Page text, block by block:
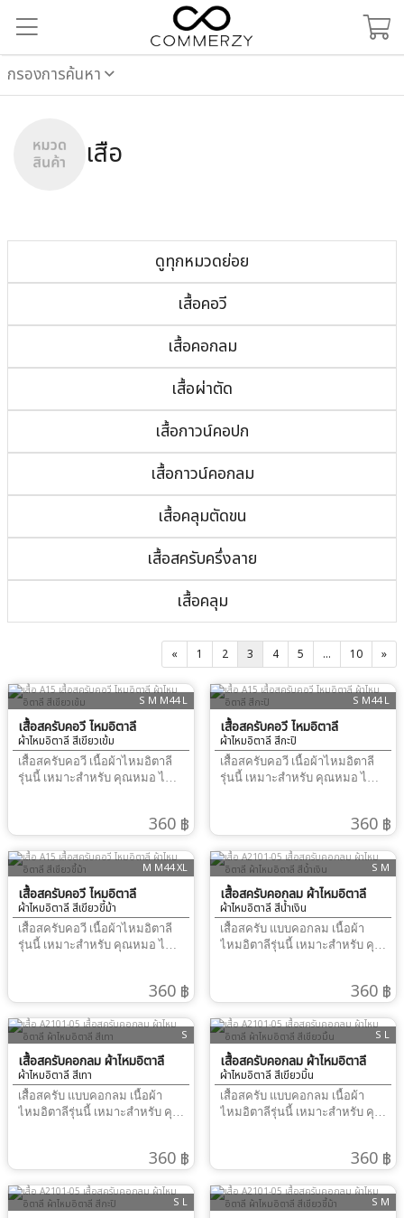
กรองการค้นหา
เสื้อ
ดูทุกหมวดย่อย
เสื้อคอวี
เสื้อคอกลม
เสื้อผ่าตัด
เสื้อกาวน์คอปก
เสื้อกาวน์คอกลม
เสื้อคลุมตัดขน
เสื้อสครับครึ่งลาย
เสื้อคลุม
« 1 2 3 4 5 ... 10 »
S M M44 L
เสื้อสครับคอวี ไหมอิตาลี
ผ้าไหมอิตาลี สีเขียวเข้ม
เสื้อสครับคอวี เนื้อผ้าไหมอิตาลี
รุ่นนี้ เหมาะสำหรับ คุณหมอ ไม่
ผ้าลื่นๆ พริ้วดีมาก การวัดขนาด
และ เผื่อหลวม 4-6 นิ้ว ขึ้นกับ
สรีระ ผู้สวมใส่ กางเกง เอวยืด
พร้อมสายผูก แนะนำให้วัด
สะโพก เผื่อหลวม 4-6 นิ้ว ขึ้นกับ
สรีระ ผู้สวมใส่
360 ฿
S M44 L
เสื้อสครับคอวี ไหมอิตาลี
ผ้าไหมอิตาลี สีกะปิ
เสื้อสครับคอวี เนื้อผ้าไหมอิตาลี
รุ่นนี้ เหมาะสำหรับ คุณหมอ ไม่
ผ้าลื่นๆ พริ้วดีมาก การวัดขนาด
และ เผื่อหลวม 4-6 นิ้ว ขึ้นกับ
สรีระ ผู้สวมใส่ กางเกง เอวยืด
พร้อมสายผูก แนะนำให้วัด
สะโพก เผื่อหลวม 4-6 นิ้ว ขึ้นกับ
สรีระ ผู้สวมใส่
360 ฿
M M44 XL
เสื้อสครับคอวี ไหมอิตาลี
ผ้าไหมอิตาลี สีเขียวขี้ม้า
เสื้อสครับคอวี เนื้อผ้าไหมอิตาลี
รุ่นนี้ เหมาะสำหรับ คุณหมอ ไม่
ผ้าลื่นๆ พริ้วดีมาก การวัดขนาด
และ เผื่อหลวม 4-6 นิ้ว ขึ้นกับ
สรีระ ผู้สวมใส่ กางเกง เอวยืด
พร้อมสายผูก แนะนำให้วัด
สะโพก เผื่อหลวม 4-6 นิ้ว ขึ้นกับ
สรีระ ผู้สวมใส่
360 ฿
S M
เสื้อสครับคอกลม ผ้าไหมอิตาลี
ผ้าไหมอิตาลี สีน้ำเงิน
เสื้อสครับ แบบคอกลม เนื้อผ้า
ไหมอิตาลีรุ่นนี้ เหมาะสำหรับ คุณ
ทั้งวันเนื้อผ้าลื่นๆ พริ้วดีมาก การ
รอบอกจริง และ เผื่อหลวม 4-6 นิ้ว
ขึ้นกับสรีระ ผู้สวมใส่ กางเกง เอว
ยืด พร้อมสายผูก แนะนำให้วัด
สะโพก เผื่อหลวม 4-6 นิ้ว ขึ้นกับ
สรีระ ผู้สวมใส่
360 ฿
S
เสื้อสครับคอกลม ผ้าไหมอิตาลี
ผ้าไหมอิตาลี สีเทา
เสื้อสครับ แบบคอกลม เนื้อผ้า
ไหมอิตาลีรุ่นนี้ เหมาะสำหรับ คุณ
ทั้งวันเนื้อผ้าลื่นๆ พริ้วดีมาก การ
รอบอกจริง และ เผื่อหลวม 4-6 นิ้ว
ขึ้นกับสรีระ ผู้สวมใส่ กางเกง เอว
360 ฿
S L
เสื้อสครับคอกลม ผ้าไหมอิตาลี
ผ้าไหมอิตาลี สีเขียวมิ้น
เสื้อสครับ แบบคอกลม เนื้อผ้า
ไหมอิตาลีรุ่นนี้ เหมาะสำหรับ คุณ
ทั้งวันเนื้อผ้าลื่นๆ พริ้วดีมาก การ
รอบอกจริง และ เผื่อหลวม 4-6 นิ้ว
ขึ้นกับสรีระ ผู้สวมใส่ กางเกง เอว
360 ฿
S L S M